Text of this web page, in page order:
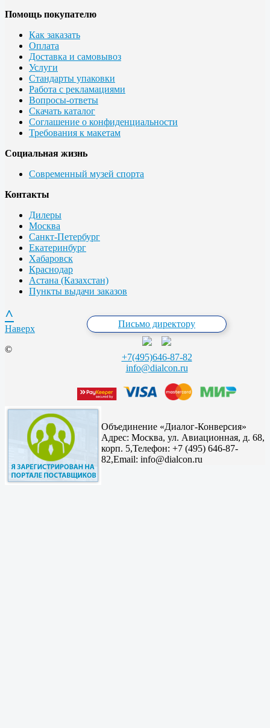
Помощь покупателю
Как заказать
Оплата
Доставка и самовывоз
Услуги
Стандарты упаковки
Работа с рекламациями
Вопросы-ответы
Скачать каталог
Соглашение о конфиденциальности
Требования к макетам
Социальная жизнь
Современный музей спорта
Контакты
Дилеры
Москва
Санкт-Петербург
Екатеринбург
Хабаровск
Краснодар
Астана (Казахстан)
Пункты выдачи заказов
Письмо директору
+7(495)646-87-82
info@dialcon.ru
^
Наверх
©
Объединение «Диалог-Конверсия»
Адрес: Москва, ул. Авиационная, д. 68,
корп. 5,Телефон: +7 (495) 646-87-
82,Email: info@dialcon.ru